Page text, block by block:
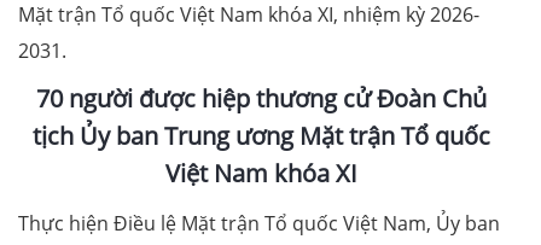
Mặt trận Tổ quốc Việt Nam khóa XI, nhiệm kỳ 2026-
2031.
70 người được hiệp thương cử Đoàn Chủ
tịch Ủy ban Trung ương Mặt trận Tổ quốc
Việt Nam khóa XI
Thực hiện Điều lệ Mặt trận Tổ quốc Việt Nam, Ủy ban